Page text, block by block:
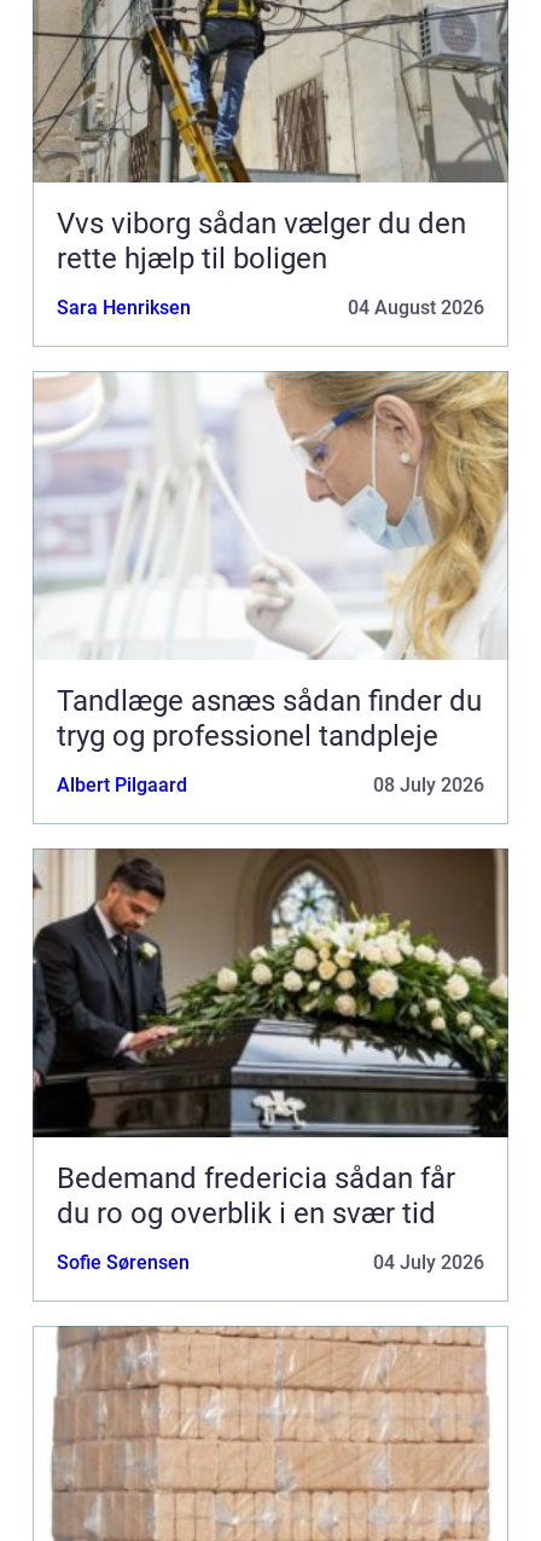
Vvs viborg sådan vælger du den
rette hjælp til boligen
Sara Henriksen 04 August 2026
Tandlæge asnæs sådan finder du
tryg og professionel tandpleje
Albert Pilgaard 08 July 2026
Bedemand fredericia sådan får
du ro og overblik i en svær tid
Sofie Sørensen 04 July 2026